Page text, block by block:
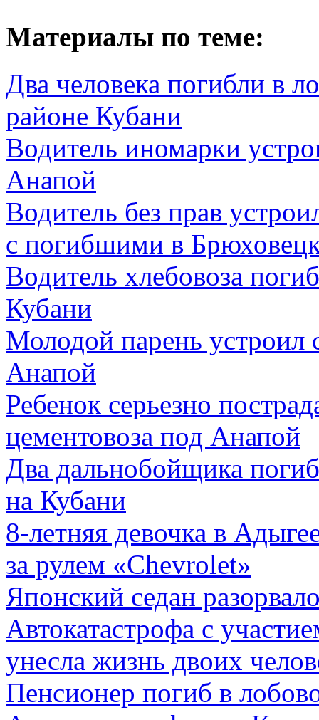
Материалы по теме:
Два человека погибли в
районе Кубани
Водитель иномарки
Анапой
Водитель без прав
с погибшими в
Водитель хлебовоза
Кубани
Молодой парень устроил
Анапой
Ребенок серьезно
цементовоза под Анапой
Два дальнобойщика
на Кубани
8-летняя девочка в
за рулем «Chevrolet»
Японский седан
Автокатастрофа с
унесла жизнь двоих
Пенсионер погиб в